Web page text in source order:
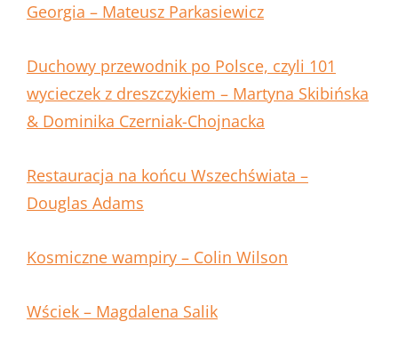
Georgia – Mateusz Parkasiewicz
Duchowy przewodnik po Polsce, czyli 101
wycieczek z dreszczykiem – Martyna Skibińska
& Dominika Czerniak-Chojnacka
Restauracja na końcu Wszechświata –
Douglas Adams
Kosmiczne wampiry – Colin Wilson
Wściek – Magdalena Salik